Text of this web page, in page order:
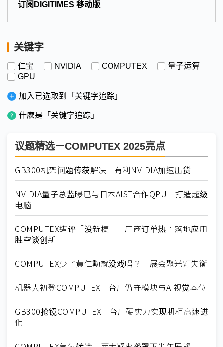
订阅DIGITIMES 移动版
关键字
仁宝 NVIDIA COMPUTEX
量子运算
GPU
加入已选取到「关键字追踪」
什麽是「关键字追踪」
议题精选－COMPUTEX 2025亮点
GB300机架问题传获解决 有利NVIDIA加速出货
NVIDIA量子总监曝已与日本AIST合作QPU 打造超级
电脑
COMPUTEX遭评「没新梗」 厂商订单热：落地应用
胜空谈创新
COMPUTEX少了黄仁勳就没戏唱？ 展会聚光灯失衡
机器人初登COMPUTEX 台厂仍守模块与AI视觉本位
GB300抢镜COMPUTEX 台厂硬实力实现机柜高速进
化